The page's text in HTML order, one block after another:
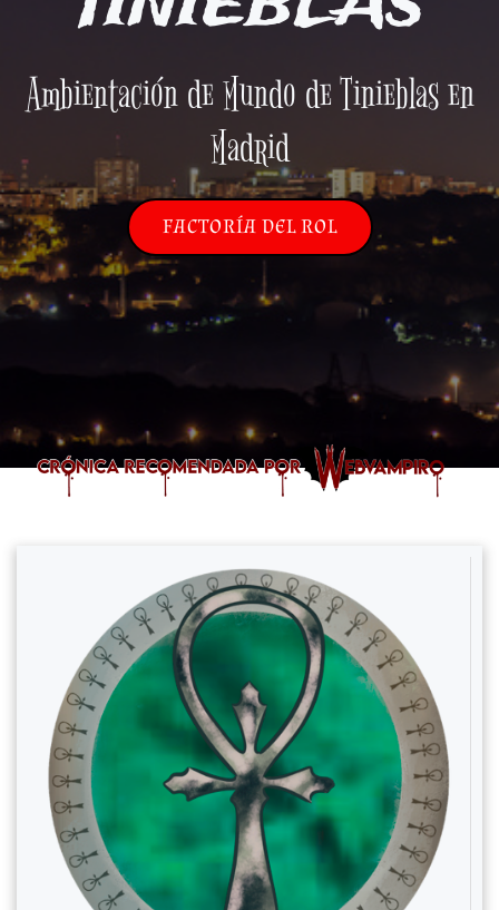
Ambientación de Mundo de Tinieblas en
Madrid
FACTORÍA DEL ROL